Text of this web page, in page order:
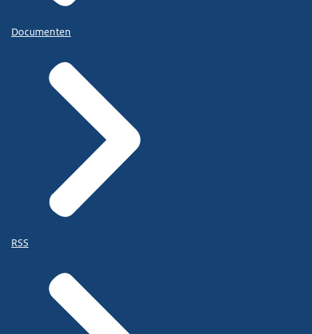
Documenten
RSS